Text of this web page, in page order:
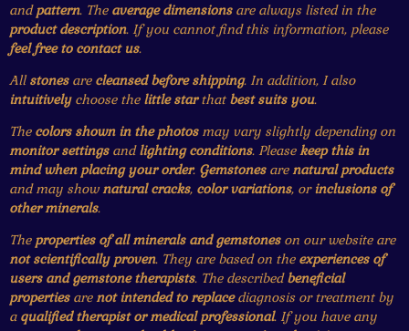
andpattern. The average dimensionsare always listed in the
product description. If you cannot find this information, please
feel free to contact us.
Allstonesare cleansed before shipping. In addition, I also
intuitivelychoose the little starthat best suits you.
The colors shown in the photosmay vary slightly depending on
monitor settingsandlighting conditions. Please keep this in
mind when placing your order. Gemstonesare natural products
and may shownatural cracks, color variations, orinclusions of
other minerals.
The properties of all minerals and gemstoneson our website are
not scientifically proven. They are based on the experiences of
users and gemstone therapists. The describedbeneficial
propertiesare not intended to replacediagnosis or treatment by
a qualified therapist or medical professional. If you have any